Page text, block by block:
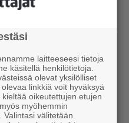
pääset kätevästi
seurassa!
yrittäjille
laitteeseesi tietoja
käsitellä henkilötietoja.
olevat yksilölliset
linkkiä voit hyväksyä
oikeutettujen etujen
myöhemmin
Valintasi välitetään